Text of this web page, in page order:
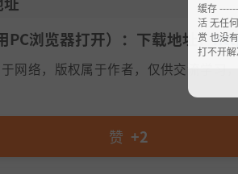
PC浏览器打开）：下载地址：
网络，版权属于作者，仅供交流学习
赞 +2
缓存
活 无任
赏 也没
打不开解